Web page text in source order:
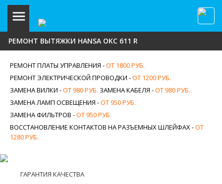
РЕМОНТ ВЫТЯЖКИ HANSA OKC 611 R
РЕМОНТ ПЛАТЫ УПРАВЛЕНИЯ -ОТ 1800 РУБ.
РЕМОНТ ЭЛЕКТРИЧЕСКОЙ ПРОВОДКИ -ОТ 1200 РУБ.
ЗАМЕНА ВИЛКИ -ОТ 980 РУБ. ЗАМЕНА КАБЕЛЯ -ОТ 980 РУБ.
ЗАМЕНА ЛАМП ОСВЕЩЕНИЯ -ОТ 950 РУБ.
ЗАМЕНА ФИЛЬТРОВ -ОТ 950 РУБ.
ВОССТАНОВЛЕНИЕ КОНТАКТОВ НА РАЗЪЕМНЫХ ШЛЕЙФАХ -ОТ
1280 РУБ.
ГАРАНТИЯ КАЧЕСТВА